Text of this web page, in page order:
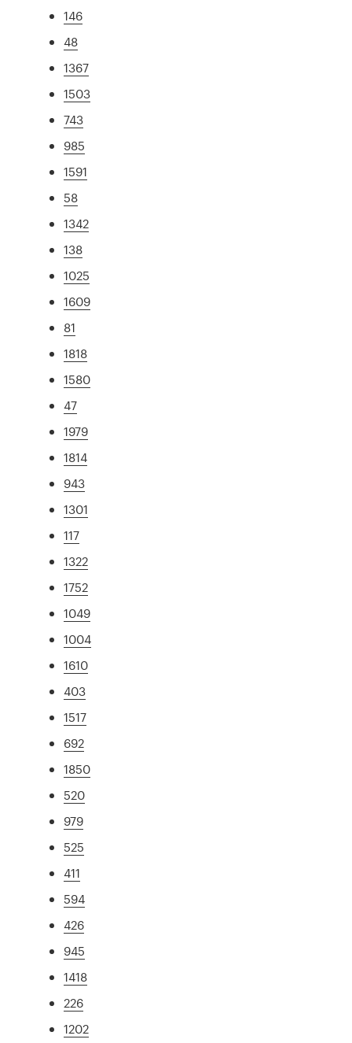
146
48
1367
1503
743
985
1591
58
1342
138
1025
1609
81
1818
1580
47
1979
1814
943
1301
117
1322
1752
1049
1004
1610
403
1517
692
1850
520
979
525
411
594
426
945
1418
226
1202